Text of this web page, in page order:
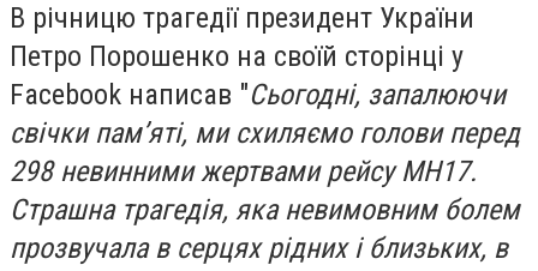
В річницю трагедії президент України
Петро Порошенко на своїй сторінці у
Facebook написав "Сьогодні, запалюючи
свічки пам’яті, ми схиляємо голови перед
298 невинними жертвами рейсу МН17.
Страшна трагедія, яка невимовним болем
прозвучала в серцях рідних і близьких, в